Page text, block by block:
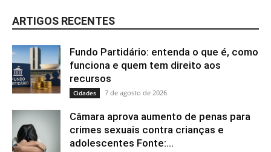
ARTIGOS RECENTES
Fundo Partidário: entenda o que é, como
funciona e quem tem direito aos
recursos
Cidades 7 de agosto de 2026
Câmara aprova aumento de penas para
crimes sexuais contra crianças e
adolescentes Fonte:...